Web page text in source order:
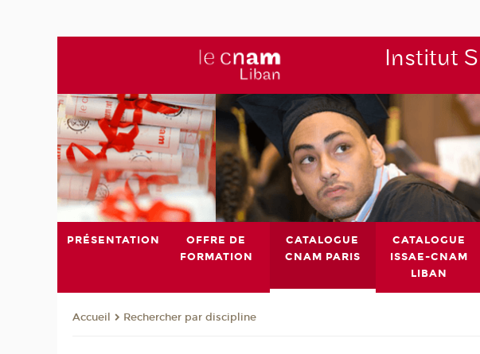
Institut
PRÉSENTATION
OFFRE DE
FORMATION
CATALOGUE
CNAM PARIS
CATALOGUE
ISSAE-CNAM
LIBAN
Accueil Rechercher par discipline